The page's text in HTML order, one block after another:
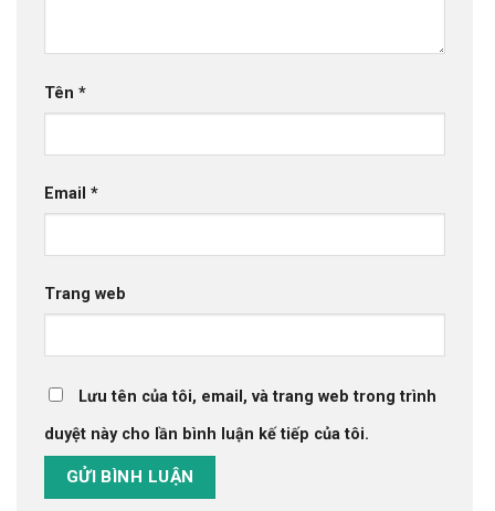
Tên *
Email *
Trang web
Lưu tên của tôi, email, và trang web trong trình
duyệt này cho lần bình luận kế tiếp của tôi.